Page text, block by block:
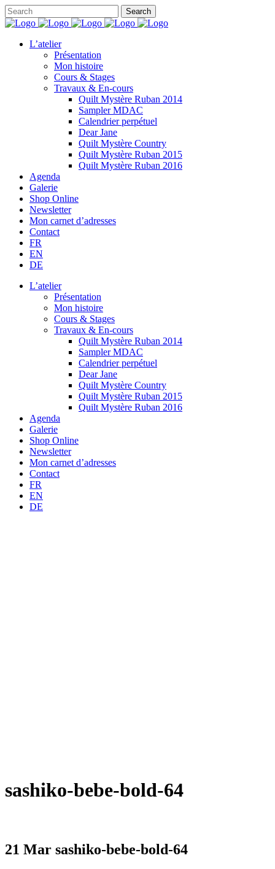
L’atelier
Présentation
Mon histoire
Cours & Stages
Travaux & En-cours
Quilt Mystère Ruban 2014
Sampler MDAC
Calendrier perpétuel
Dear Jane
Quilt Mystère Country
Quilt Mystère Ruban 2015
Quilt Mystère Ruban 2016
Agenda
Galerie
Shop Online
Newsletter
Mon carnet d’adresses
Contact
FR
EN
DE
L’atelier
Présentation
Mon histoire
Cours & Stages
Travaux & En-cours
Quilt Mystère Ruban 2014
Sampler MDAC
Calendrier perpétuel
Dear Jane
Quilt Mystère Country
Quilt Mystère Ruban 2015
Quilt Mystère Ruban 2016
Agenda
Galerie
Shop Online
Newsletter
Mon carnet d’adresses
Contact
FR
EN
DE
sashiko-bebe-bold-64
21 Mar sashiko-bebe-bold-64